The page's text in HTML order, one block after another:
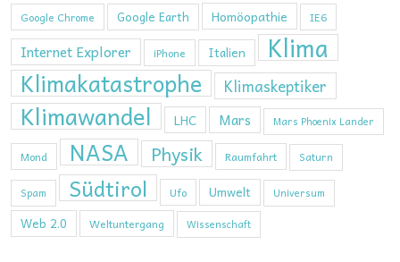
Google Chrome Google Earth Homöopathie IE6
Internet Explorer iPhone Italien Klima
Klimakatastrophe Klimaskeptiker
Klimawandel LHC Mars Mars Phoenix Lander
Mond NASA Physik Raumfahrt Saturn
Spam Südtirol Ufo Umwelt Universum
Web 2.0 Weltuntergang Wissenschaft